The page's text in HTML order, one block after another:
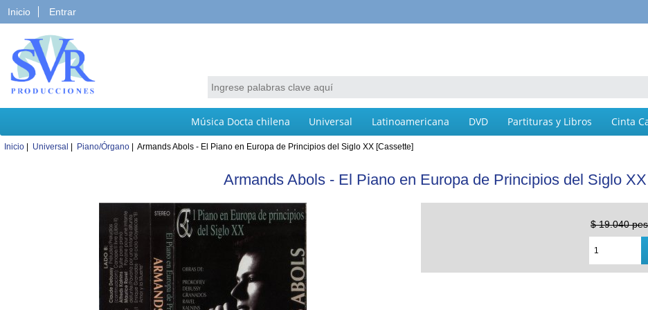
Inicio Entrar
Música Docta chilena Universal Latinoamericana DVD Partituras y Libros Cinta
Inicio| Universal Piano/Órgano| Armands Abols - El Piano en Europa de Principios del Siglo XX [Cassette]
Armands Abols - El Piano en Europa de Principios del Siglo
$ 19.040